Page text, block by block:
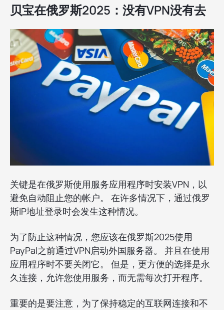
贝宝在俄罗斯2025：没有VPN没有去
关键是在俄罗斯使用服务应用程序时安装VPN，以
避免自动阻止您的帐户。 在许多情况下，通过俄罗
斯IP地址登录时会发生这种情况。
为了防止这种情况，您应该在俄罗斯2025使用
PayPal之前通过VPN启动外国服务器。 并且在使用
应用程序时不要关闭它。 但是，更方便的选择是永
久连接，允许您使用服务，而无需每次打开程序。
重要的是要注意，为了保持稳定的互联网连接和不